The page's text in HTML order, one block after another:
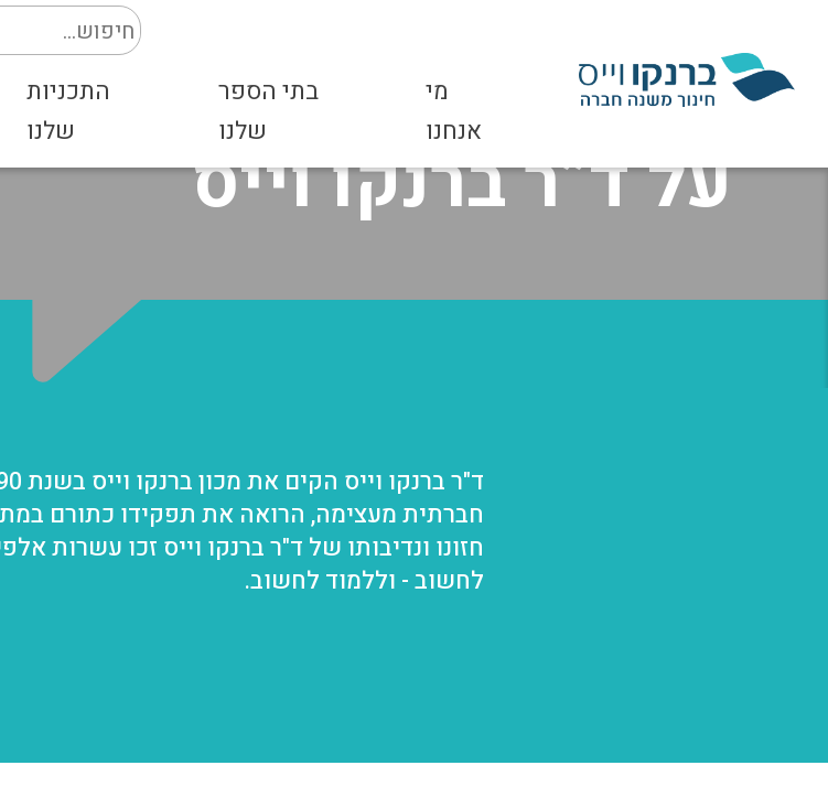
מי
אנחנו
בתי הספר
שלנו
התכניות
שלנו
מי אנחנו
על ד”ר ברנקו וייס
חברתית מעצימה, הרואה את תפקידו כתורם
חזונו ונדיבותו של ד"ר ברנקו וייס זכו עשרות
לחשוב - וללמוד לחשוב.